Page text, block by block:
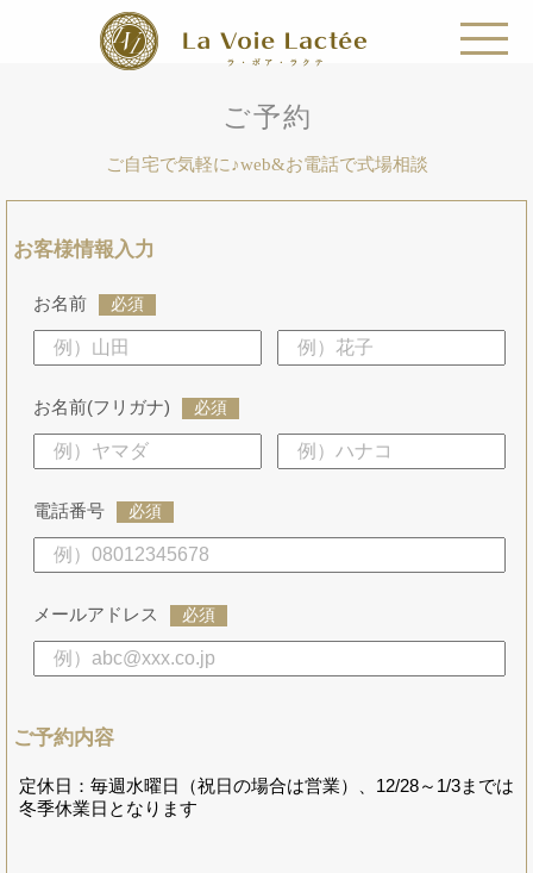
ご予約
ご自宅で気軽に♪web&お電話で式場相談
お客様情報入力
お名前 必須
お名前(フリガナ) 必須
電話番号 必須
メールアドレス 必須
ご予約内容
定休日：毎週水曜日（祝日の場合は営業）、12/28～1/3までは
冬季休業日となります